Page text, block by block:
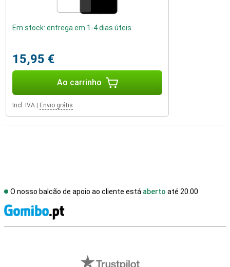
Em stock: entrega em 1-4 dias úteis
15,95 €
Ao carrinho
Incl. IVA Envio grátis
O nosso balcão de apoio ao cliente está aberto até 20.00